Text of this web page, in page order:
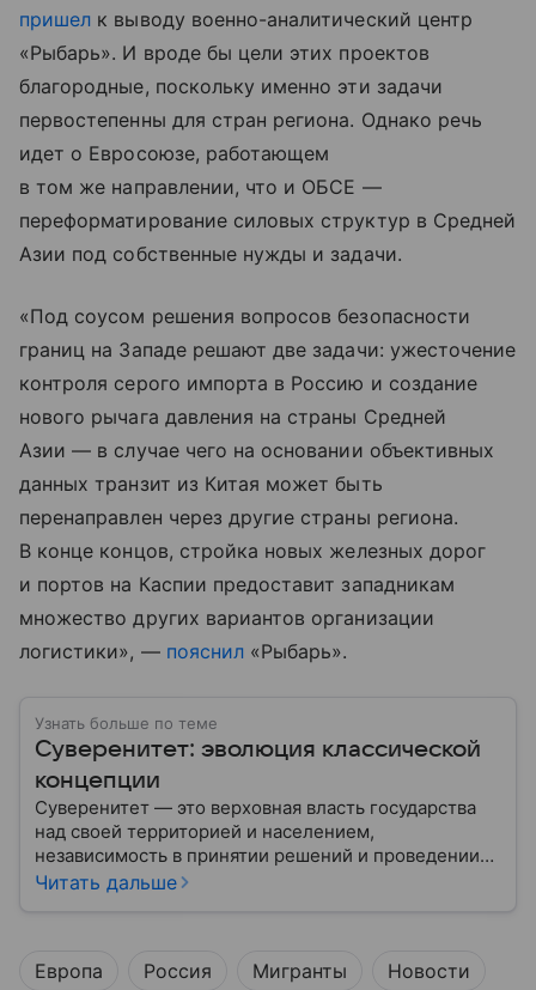
пришел к выводу военно-аналитический центр
«Рыбарь». И вроде бы цели этих проектов
благородные, поскольку именно эти задачи
первостепенны для стран региона. Однако речь
идет о Евросоюзе, работающем
в том же направлении, что и ОБСЕ —
переформатирование силовых структур в Средней
Азии под собственные нужды и задачи.
«Под соусом решения вопросов безопасности
границ на Западе решают две задачи: ужесточение
контроля серого импорта в Россию и создание
нового рычага давления на страны Средней
Азии — в случае чего на основании объективных
данных транзит из Китая может быть
перенаправлен через другие страны региона.
В конце концов, стройка новых железных дорог
и портов на Каспии предоставит западникам
множество других вариантов организации
логистики», — пояснил «Рыбарь».
Узнать больше по теме
Суверенитет: эволюция классической
концепции
Суверенитет — это верховная власть государства
над своей территорией и населением,
независимость в принятии решений и проведении
внешней политики.
Читать дальше
Европа Россия Мигранты Новости